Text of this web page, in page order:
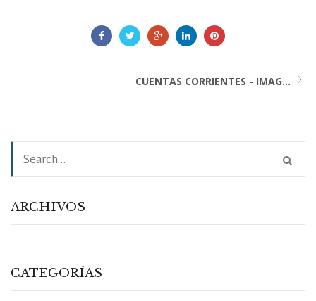
CUENTAS CORRIENTES - IMAG...
ARCHIVOS
CATEGORÍAS